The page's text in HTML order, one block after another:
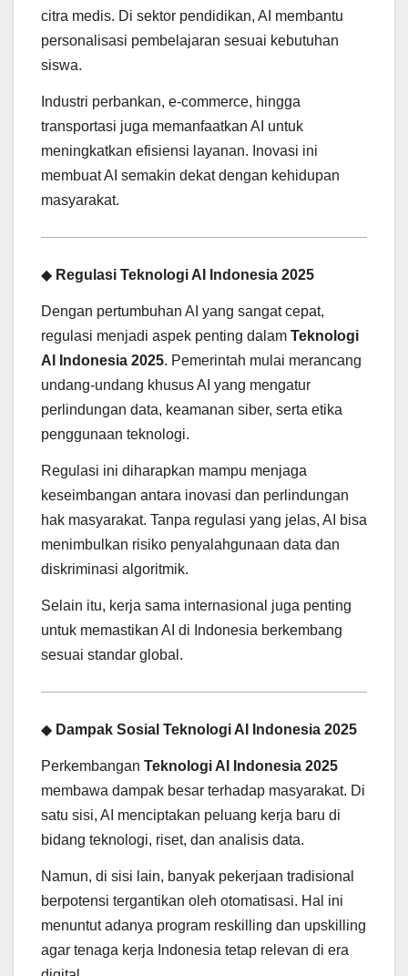
citra medis. Di sektor pendidikan, AI membantu
personalisasi pembelajaran sesuai kebutuhan
siswa.
Industri perbankan, e-commerce, hingga
transportasi juga memanfaatkan AI untuk
meningkatkan efisiensi layanan. Inovasi ini
membuat AI semakin dekat dengan kehidupan
masyarakat.
◆ Regulasi Teknologi AI Indonesia 2025
Dengan pertumbuhan AI yang sangat cepat,
regulasi menjadi aspek penting dalam Teknologi
AI Indonesia 2025. Pemerintah mulai merancang
undang-undang khusus AI yang mengatur
perlindungan data, keamanan siber, serta etika
penggunaan teknologi.
Regulasi ini diharapkan mampu menjaga
keseimbangan antara inovasi dan perlindungan
hak masyarakat. Tanpa regulasi yang jelas, AI bisa
menimbulkan risiko penyalahgunaan data dan
diskriminasi algoritmik.
Selain itu, kerja sama internasional juga penting
untuk memastikan AI di Indonesia berkembang
sesuai standar global.
◆ Dampak Sosial Teknologi AI Indonesia 2025
Perkembangan Teknologi AI Indonesia 2025
membawa dampak besar terhadap masyarakat. Di
satu sisi, AI menciptakan peluang kerja baru di
bidang teknologi, riset, dan analisis data.
Namun, di sisi lain, banyak pekerjaan tradisional
berpotensi tergantikan oleh otomatisasi. Hal ini
menuntut adanya program reskilling dan upskilling
agar tenaga kerja Indonesia tetap relevan di era